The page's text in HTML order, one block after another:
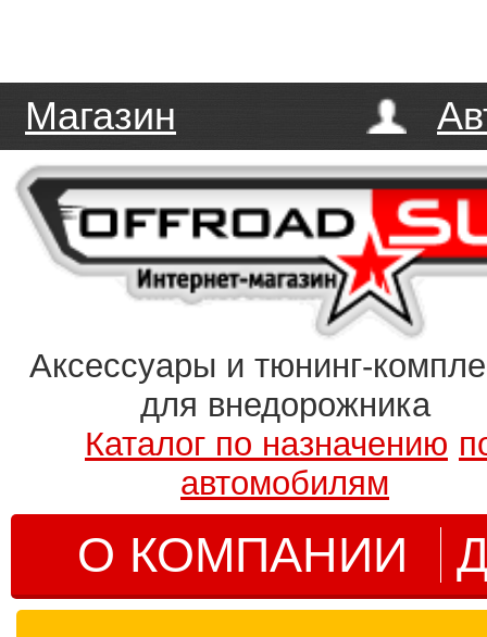
Магазин
Аксессуары и тюнинг-
для внедорожника
Каталог по назначению
автомобилям
О КОМПАНИИ